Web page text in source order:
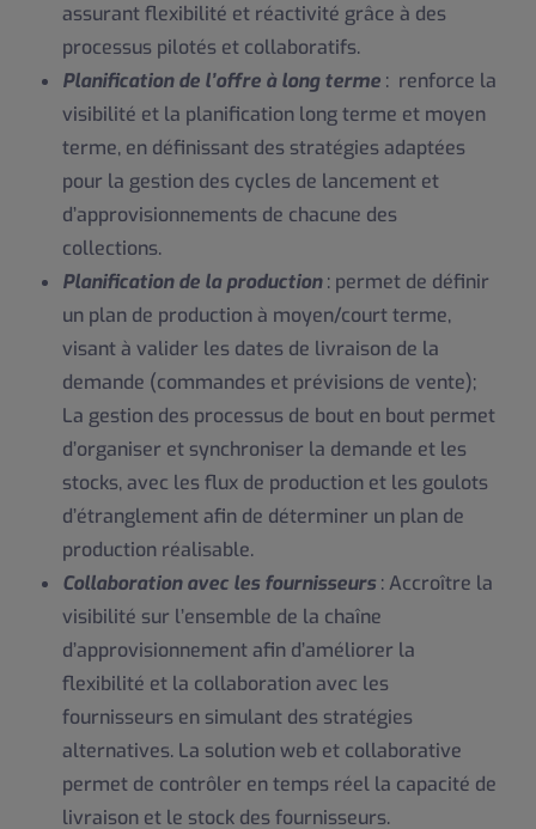
assurant flexibilité et réactivité grâce à des
processus pilotés et collaboratifs.
Planification de l’offre à long terme : renforce la
visibilité et la planification long terme et moyen
terme, en définissant des stratégies adaptées
pour la gestion des cycles de lancement et
d’approvisionnements de chacune des
collections.
Planification de la production: permet de définir
un plan de production à moyen/court terme,
visant à valider les dates de livraison de la
demande (commandes et prévisions de vente);
La gestion des processus de bout en bout permet
d’organiser et synchroniser la demande et les
stocks, avec les flux de production et les goulots
d’étranglement afin de déterminer un plan de
production réalisable.
Collaboration avec les fournisseurs : Accroître la
visibilité sur l’ensemble de la chaîne
d’approvisionnement afin d’améliorer la
flexibilité et la collaboration avec les
fournisseurs en simulant des stratégies
alternatives. La solution web et collaborative
permet de contrôler en temps réel la capacité de
livraison et le stock des fournisseurs.